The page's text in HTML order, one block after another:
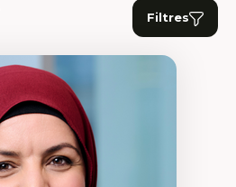
Filtres